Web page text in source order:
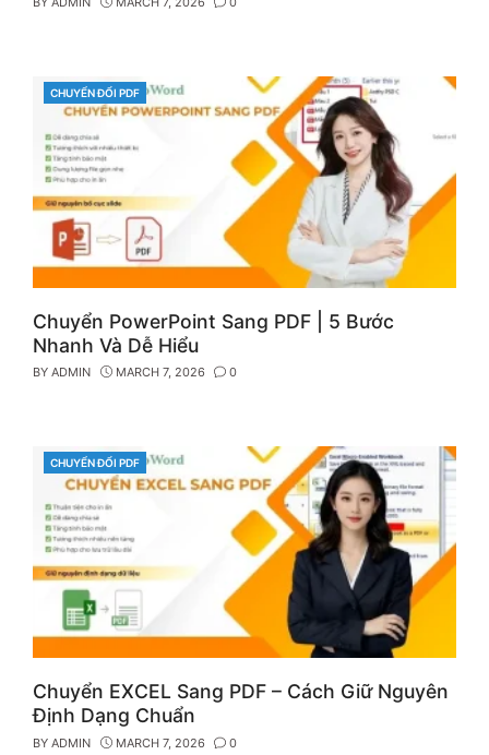
CATEGORIES
CHUYỂN ĐỔI PDF
Chuyển PowerPoint Sang PDF | 5 Bước
Nhanh Và Dễ Hiểu
BY ADMIN MARCH 7, 2026 0
CATEGORIES
CHUYỂN ĐỔI PDF
Chuyển EXCEL Sang PDF – Cách Giữ Nguyên
Định Dạng Chuẩn
BY ADMIN MARCH 7, 2026 0